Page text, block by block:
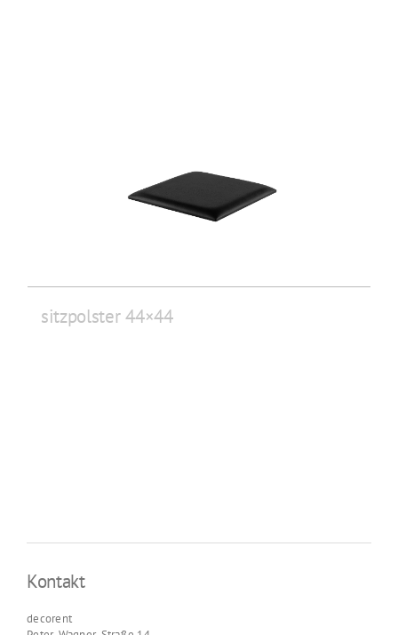
sitzpolster 44×44
Kontakt
decorent